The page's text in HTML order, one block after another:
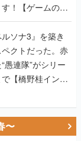
！【ゲームの企
ソナ3』を築き
クトだった。赤
愚連隊”がシリー
【橋野桂インタ
〜